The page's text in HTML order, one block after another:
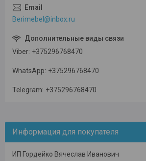
Berimebel@inbox.ru
Viber +375296768470
WhatsApp +375296768470
Telegram +375296768470
Информация для покупателя
ИП Гордейко Вячеслав Иванович